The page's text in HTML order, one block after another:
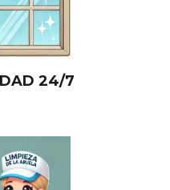
24/7